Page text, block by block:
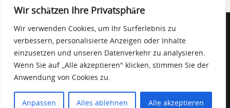
Wir schätzen Ihre Privatsphäre
Wir verwenden Cookies, um Ihr Surferlebnis zu
verbessern, personalisierte Anzeigen oder Inhalte
einzusetzen und unseren Datenverkehr zu analysieren.
Wenn Sie auf „Alle akzeptieren" klicken, stimmen Sie der
Anwendung von Cookies zu.
Anpassen Alles ablehnen Alle akzeptieren
DOMINIQUE DE BLASI
Eggensteiner Straße 50 - 76297 Stutensee
Mobil 01 52 / 26 07 61 28
info@la-spatola.de